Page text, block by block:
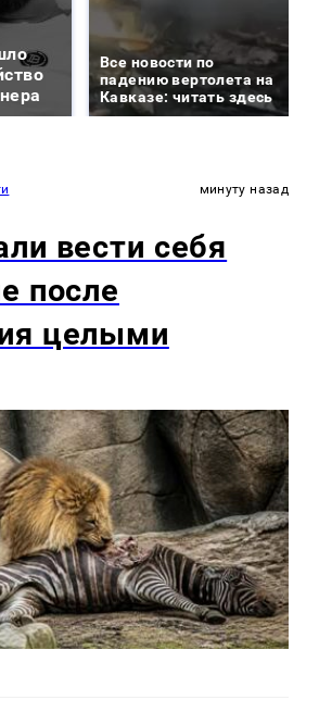
Все новости по
падению вертолета на
Кавказе: читать здесь
минуту назад
вести себя
после
целыми